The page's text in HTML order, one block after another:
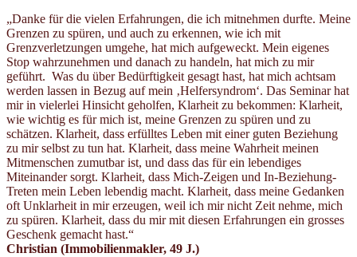
„Danke für die vielen Erfahrungen, die ich mitnehmen durfte. Meine
Grenzen zu spüren, und auch zu erkennen, wie ich mit
Grenzverletzungen umgehe, hat mich aufgeweckt. Mein eigenes
Stop wahrzunehmen und danach zu handeln, hat mich zu mir
geführt. Was du über Bedürftigkeit gesagt hast, hat mich achtsam
werden lassen in Bezug auf mein ‚Helfersyndrom‘. Das Seminar hat
mir in vielerlei Hinsicht geholfen, Klarheit zu bekommen: Klarheit,
wie wichtig es für mich ist, meine Grenzen zu spüren und zu
schätzen. Klarheit, dass erfülltes Leben mit einer guten Beziehung
zu mir selbst zu tun hat. Klarheit, dass meine Wahrheit meinen
Mitmenschen zumutbar ist, und dass das für ein lebendiges
Miteinander sorgt. Klarheit, dass Mich-Zeigen und In-Beziehung-
Treten mein Leben lebendig macht. Klarheit, dass meine Gedanken
oft Unklarheit in mir erzeugen, weil ich mir nicht Zeit nehme, mich
zu spüren. Klarheit, dass du mir mit diesen Erfahrungen ein grosses
Geschenk gemacht hast.“
Christian (Immobilienmakler, 49 J.)